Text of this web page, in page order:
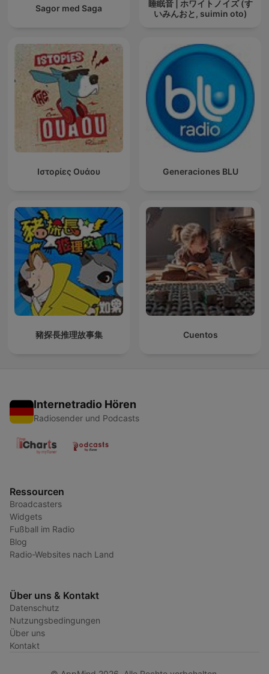
Sagor med Saga
睡眠音 | ホワイトノイズ (す
いみんおと, suimin oto)
Ιστορίες Ουάου Generaciones BLU
豬探長推理故事集 Cuentos
Internetradio Hören
Radiosender und Podcasts
Ressourcen
Broadcasters
Widgets
Fußball im Radio
Blog
Radio-Websites nach Land
Über uns & Kontakt
Datenschutz
Nutzungsbedingungen
Über uns
Kontakt